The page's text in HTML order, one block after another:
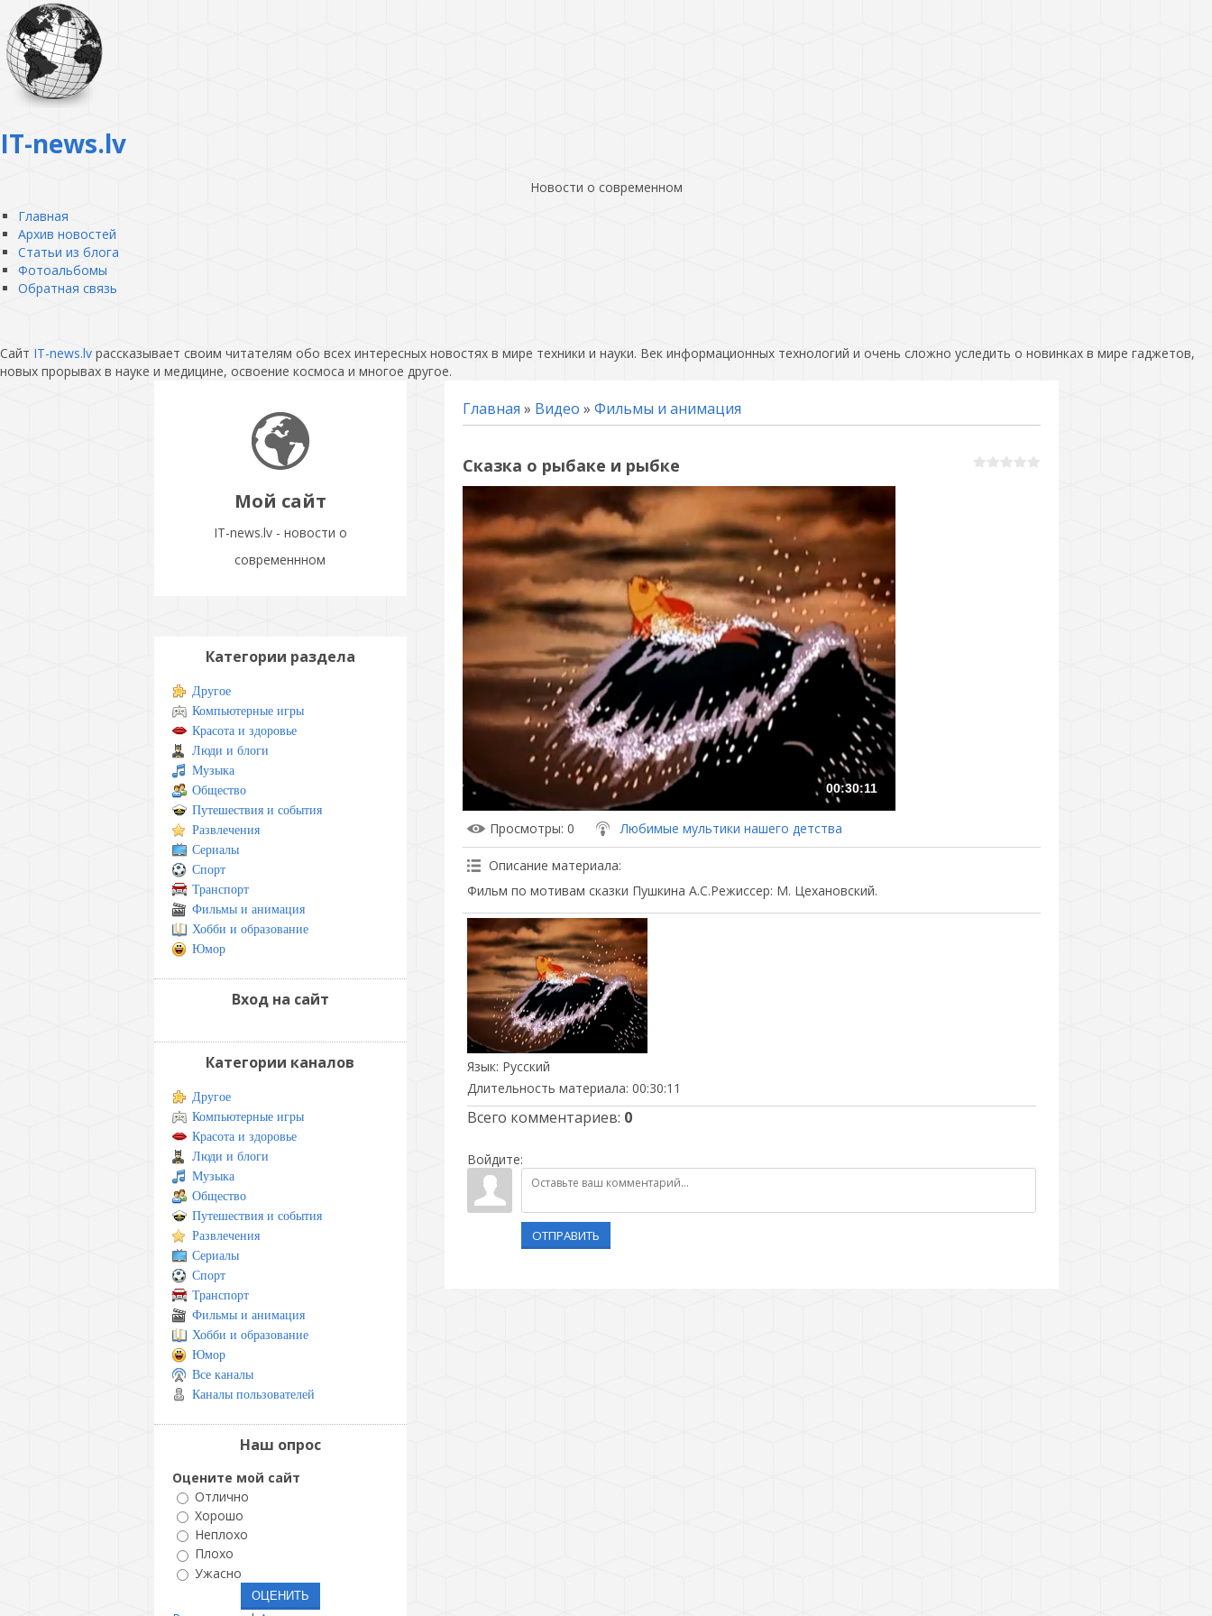
IT-news.lv
Новости о современном
Главная
Архив новостей
Статьи из блога
Фотоальбомы
Обратная связь
Сайт IT-news.lv рассказывает своим читателям обо всех интересных новостях в мире техники и науки. Век информационных технологий и очень сложно уследить о новинках в мире гаджетов,
новых прорывах в науке и медицине, освоение космоса и многое другое.
Мой сайт
IT-news.lv - новости о
современнном
Главная » Видео » Фильмы и анимация
Сказка о рыбаке и рыбке
00:30:11
Просмотры: 0 Любимые мультики нашего детства
Описание материала:
Фильм по мотивам сказки Пушкина А.С.Режиссер: М. Цехановский.
Язык: Русский
Длительность материала: 00:30:11
Всего комментариев: 0
Войдите:
ОТПРАВИТЬ
Категории раздела
Другое
Компьютерные игры
Красота и здоровье
Люди и блоги
Музыка
Общество
Путешествия и события
Развлечения
Сериалы
Спорт
Транспорт
Фильмы и анимация
Хобби и образование
Юмор
Вход на сайт
Категории каналов
Другое
Компьютерные игры
Красота и здоровье
Люди и блоги
Музыка
Общество
Путешествия и события
Развлечения
Сериалы
Спорт
Транспорт
Фильмы и анимация
Хобби и образование
Юмор
Все каналы
Каналы пользователей
Наш опрос
Оцените мой сайт
Отлично
Хорошо
Неплохо
Плохо
Ужасно